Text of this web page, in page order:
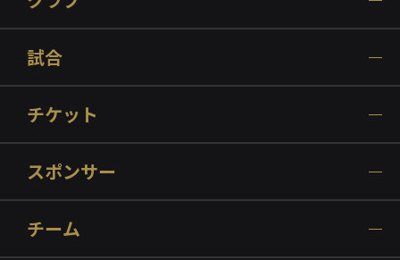
試合
チケット
スポンサー
チーム